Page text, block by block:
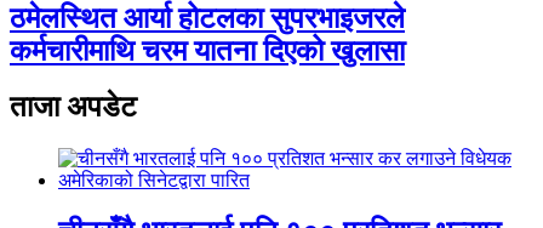
ठमेलस्थित आर्या होटलका सुपरभाइजरले
कर्मचारीमाथि चरम यातना दिएको खुलासा
ताजा अपडेट